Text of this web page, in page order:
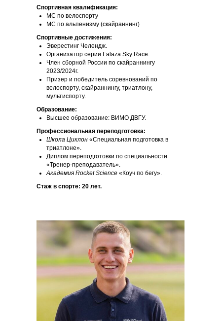
Спортивная квалификация:
МС по велоспорту
МС по альпенизму (скайраннинг)
Спортивные достижения:
Эверестинг Челендж.
Организатор серии Falaza Sky Race.
Член сборной России по скайраннингу
2023/2024г.
Призер и победитель соревнований по
велоспорту, скайраннингу, триатлону,
мультиспорту.
Образование:
Высшее образование: ВИМО ДВГУ.
Профессиональная переподготовка:
Школа Циклон «Специальная подготовка в
триатлоне».
Диплом переподготовки по специальности
«Тренер-преподаватель».
Академия Rocket Science «Коуч по бегу».
Стаж в спорте: 20 лет.